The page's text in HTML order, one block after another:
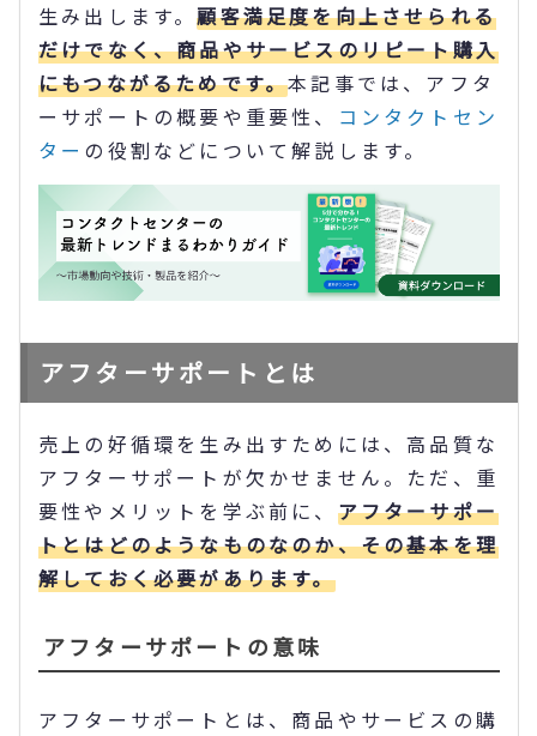
生み出します。顧客満足度を向上させられる
だけでなく、商品やサービスのリピート購入
にもつながるためです。本記事では、アフタ
ーサポートの概要や重要性、 コンタクトセン
ター の役割などについて解説します。
アフターサポートとは
売上の好循環を生み出すためには、高品質な
アフターサポートが欠かせません。ただ、重
要性やメリットを学ぶ前に、 アフターサポー
トとはどのようなものなのか、その基本を理
解しておく必要があります。
アフターサポートの意味
アフターサポートとは、商品やサービスの購